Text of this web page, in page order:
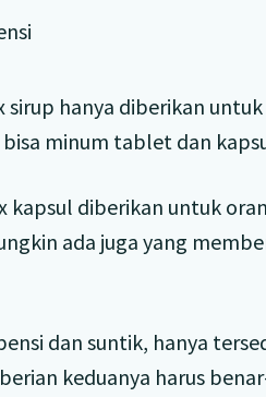
sirup hanya diberikan
minum tablet dan
kapsul diberikan untuk
ada juga yang
dan suntik, hanya
keduanya harus